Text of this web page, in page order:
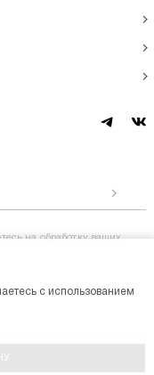
telegram
vk
на обработку ваших
с использованием